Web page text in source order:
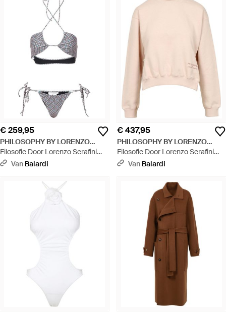
€ 259,95
PHILOSOPHY BY LORENZO
SERAFINI
Filosofie Door Lorenzo Serafini
Sea Clothing Fuchsia - Wit
Van Balardi
€ 437,95
PHILOSOPHY BY LORENZO
SERAFINI
Filosofie Door Lorenzo Serafini
Sweaters Beige - Naturel
Van Balardi